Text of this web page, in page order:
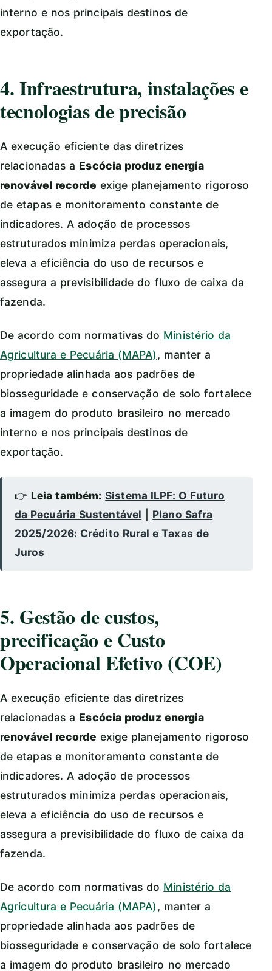
interno e nos principais destinos de
exportação.
4. Infraestrutura, instalações e
tecnologias de precisão
A execução eficiente das diretrizes
relacionadas a Escócia produz energia
renovável recorde exige planejamento rigoroso
de etapas e monitoramento constante de
indicadores. A adoção de processos
estruturados minimiza perdas operacionais,
eleva a eficiência do uso de recursos e
assegura a previsibilidade do fluxo de caixa da
fazenda.
De acordo com normativas do Ministério da
Agricultura e Pecuária (MAPA), manter a
propriedade alinhada aos padrões de
biosseguridade e conservação de solo fortalece
a imagem do produto brasileiro no mercado
interno e nos principais destinos de
exportação.
👉 Leia também: Sistema ILPF: O Futuro
da Pecuária Sustentável
Plano Safra
2025/2026: Crédito Rural e Taxas de
Juros
5. Gestão de custos,
precificação e Custo
Operacional Efetivo (COE)
A execução eficiente das diretrizes
relacionadas a Escócia produz energia
renovável recorde exige planejamento rigoroso
de etapas e monitoramento constante de
indicadores. A adoção de processos
estruturados minimiza perdas operacionais,
eleva a eficiência do uso de recursos e
assegura a previsibilidade do fluxo de caixa da
fazenda.
De acordo com normativas do Ministério da
Agricultura e Pecuária (MAPA), manter a
propriedade alinhada aos padrões de
biosseguridade e conservação de solo fortalece
a imagem do produto brasileiro no mercado